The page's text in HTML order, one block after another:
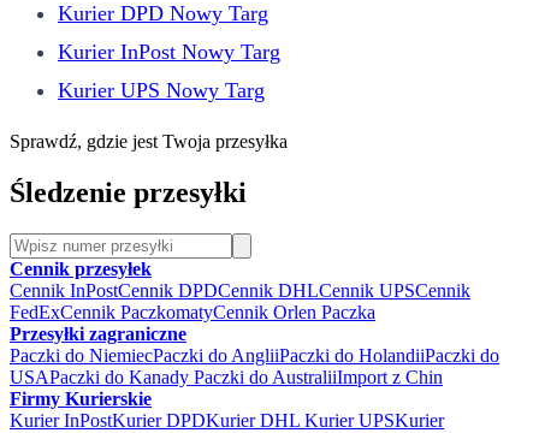
Kurier DPD Nowy Targ
Kurier InPost Nowy Targ
Kurier UPS Nowy Targ
Sprawdź, gdzie jest Twoja przesyłka
Śledzenie przesyłki
Cennik przesyłek
Cennik InPostCennik DPDCennik DHLCennik UPSCennik
FedExCennik PaczkomatyCennik Orlen Paczka
Przesyłki zagraniczne
Paczki do NiemiecPaczki do AngliiPaczki do HolandiiPaczki do
USAPaczki do Kanady Paczki do AustraliiImport z Chin
Firmy Kurierskie
Kurier InPostKurier DPDKurier DHL Kurier UPSKurier